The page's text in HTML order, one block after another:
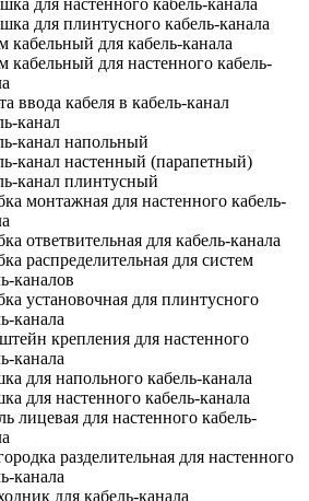
для плинтусного кабель-канала
кабельный для кабель-канала
кабельный для настенного кабель-
ввода кабеля в кабель-канал
канал
канал напольный
канал настенный (парапетный)
канал плинтусный
монтажная для настенного кабель-
ответвительная для кабель-канала
распределительная для систем
каналов
установочная для плинтусного
канала
крепления для настенного
канала
для напольного кабель-канала
для настенного кабель-канала
лицевая для настенного кабель-
разделительная для настенного
канала
для кабель-канала